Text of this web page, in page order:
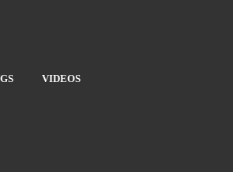
VIDEOS